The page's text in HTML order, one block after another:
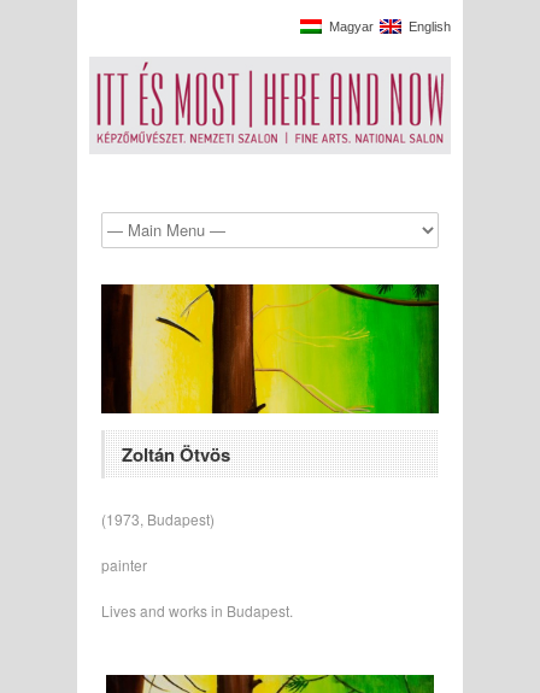
Magyar English
Zoltán Ötvös
(1973, Budapest)
painter
Lives and works in Budapest.